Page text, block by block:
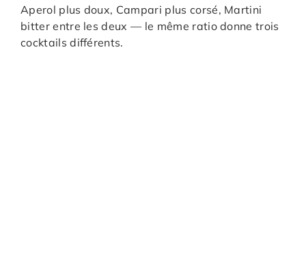
Aperol plus doux, Campari plus corsé, Martini
bitter entre les deux — le même ratio donne trois
cocktails différents.